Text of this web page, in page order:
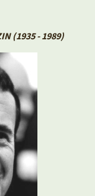
(1935 - 1989)